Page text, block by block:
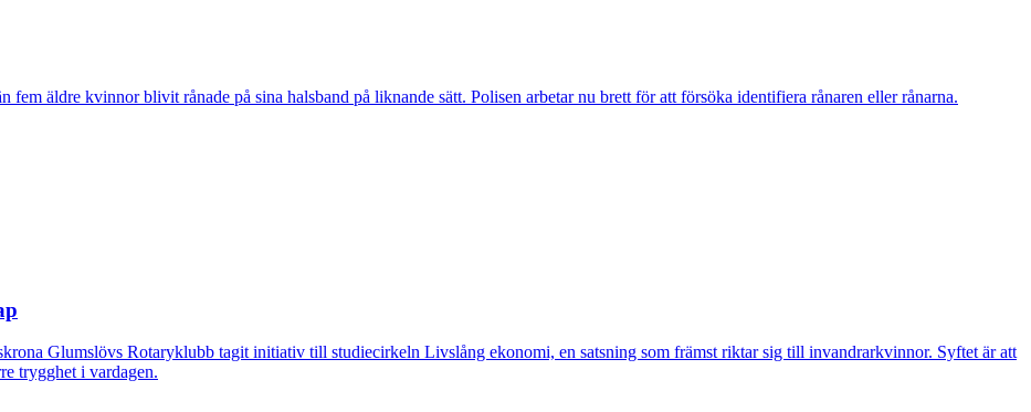
äldre kvinnor blivit rånade på sina halsband på liknande sätt. Polisen arbetar nu brett för att försöka identifiera rånaren eller rånarna.
Glumslövs Rotaryklubb tagit initiativ till studiecirkeln Livslång ekonomi, en satsning som främst riktar sig till invandrarkvinnor. Syftet är att
trygghet i vardagen.